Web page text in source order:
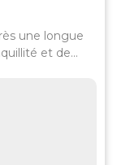
une longue
et de...